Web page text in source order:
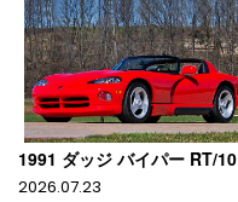
1991 ダッジ バイパー RT/10
2026.07.23